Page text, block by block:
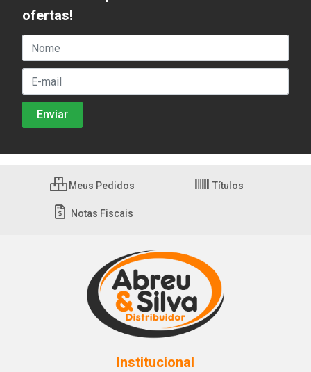
ofertas!
Meus Pedidos Títulos
Notas Fiscais
Institucional